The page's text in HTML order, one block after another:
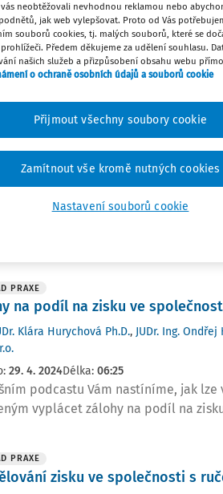
23. 6. 2024Délka: 07:30
podcastu si vysvětlíme postup
s ručením omezeným.
PRAXE
základního kapitálu
Klára Hurychová Ph.D. JUDr. Ing. Ondřej
27. 5. 2024Délka:08:37
podcastu si vysvětlíme postup,
PRAXE
na podíl na zisku ve
Klára Hurychová Ph.D., JUDr. Ing.
29. 4. 2024Délka: 06:25
podcastu Vám nastíníme, jak
vyplácet zálohy na podíl na
PRAXE
zisku ve společnosti s
neobtěžovali nevhodnou reklamou nebo
jak web vylepšovat. Proto od Vás
souborů cookies, tj. malých souborů, které se
Předem děkujeme za udělení souhlasu.
našich služeb a přizpůsobení obsahu webu
o ochraně osobních údajů a souborů cookie
Nastavení souborů cookie
Zamítnout vše kromě nutných cookies
Přijmout všechny soubory cookie